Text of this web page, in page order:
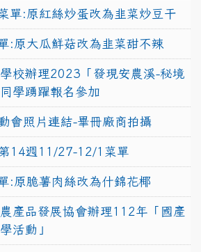
單:原紅絲炒蛋改為韭菜炒豆干
:原大瓜鮮菇改為韭菜甜不辣
校辦理2023「發現安農溪-秘境
學踴躍報名參加
會照片連結-畢冊廠商拍攝
14週11/27-12/1菜單
:原脆薯肉絲改為什錦花椰
產品發展協會辦理112年「國產
活動」